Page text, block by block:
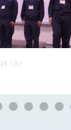
（火）